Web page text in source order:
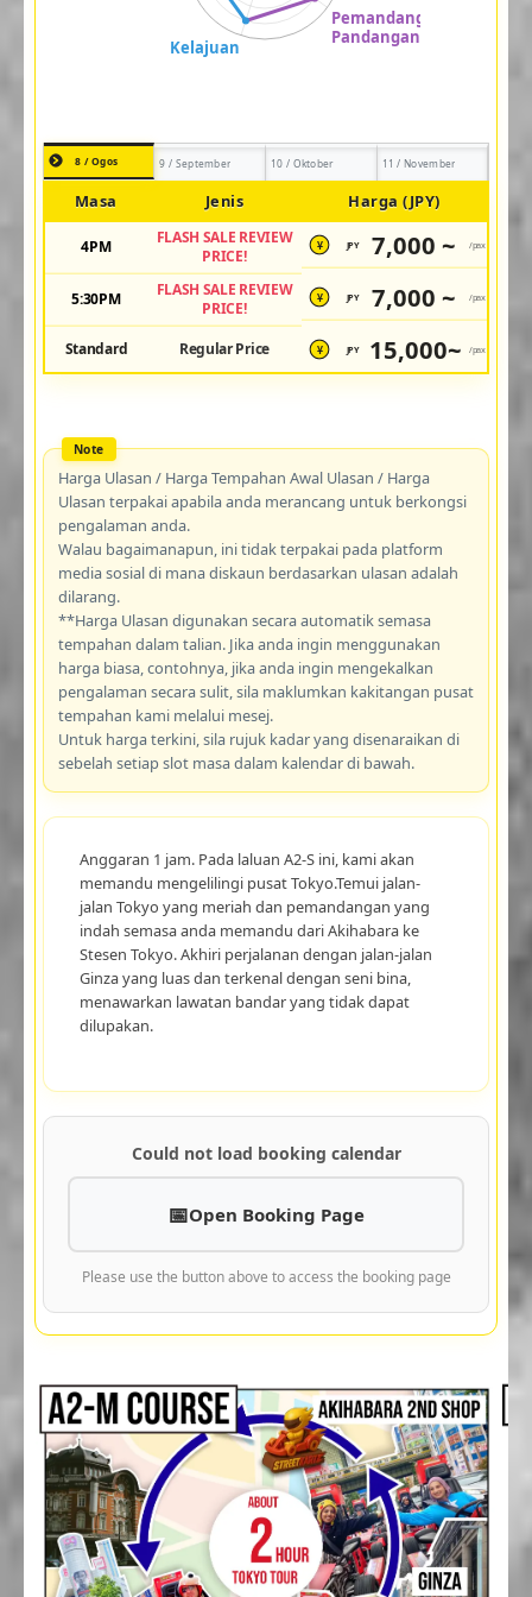
8 / Ogos 9 / September 10 / Oktober 11 / November
Masa Jenis Harga (JPY)
4PM
FLASH SALE REVIEW
PRICE!
¥ JPY 7,000 ~ /pax
5:30PM
FLASH SALE REVIEW
PRICE!
¥ JPY 7,000 ~ /pax
Standard Regular Price ¥ JPY 15,000~ /pax
Harga Ulasan / Harga Tempahan Awal Ulasan / Harga
Ulasan terpakai apabila anda merancang untuk berkongsi
pengalaman anda.
Walau bagaimanapun, ini tidak terpakai pada platform
media sosial di mana diskaun berdasarkan ulasan adalah
dilarang.
**Harga Ulasan digunakan secara automatik semasa
tempahan dalam talian. Jika anda ingin menggunakan
harga biasa, contohnya, jika anda ingin mengekalkan
pengalaman secara sulit, sila maklumkan kakitangan pusat
tempahan kami melalui mesej.
Untuk harga terkini, sila rujuk kadar yang disenaraikan di
sebelah setiap slot masa dalam kalendar di bawah.
Anggaran 1 jam. Pada laluan A2-S ini, kami akan
memandu mengelilingi pusat Tokyo.Temui jalan-
jalan Tokyo yang meriah dan pemandangan yang
indah semasa anda memandu dari Akihabara ke
Stesen Tokyo. Akhiri perjalanan dengan jalan-jalan
Ginza yang luas dan terkenal dengan seni bina,
menawarkan lawatan bandar yang tidak dapat
dilupakan.
Could not load booking calendar
Open Booking Page
Please use the button above to access the booking page